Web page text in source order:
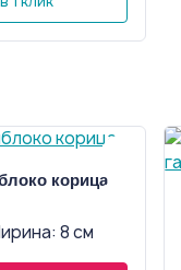
корица
8 см